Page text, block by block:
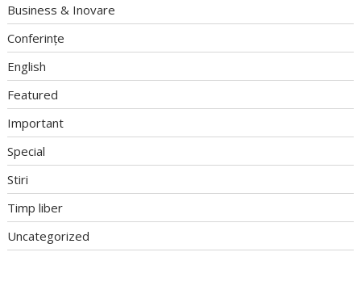
Business & Inovare
Conferințe
English
Featured
Important
Special
Stiri
Timp liber
Uncategorized